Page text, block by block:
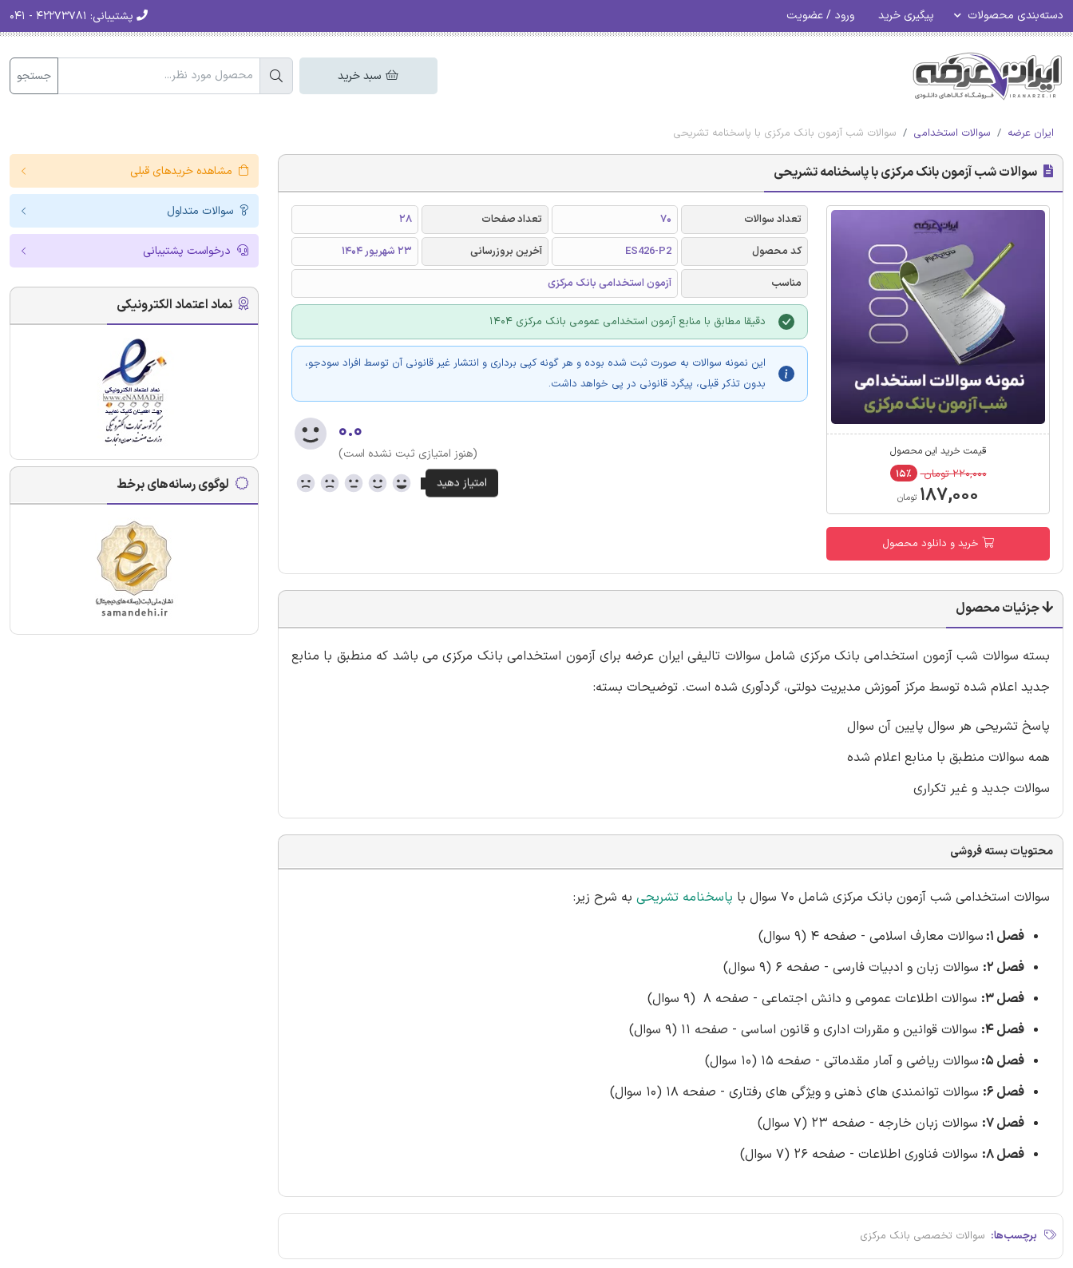
دسته‌بندی محصولات پیگیری خرید ورود / عضویت پشتیبانی:
سبد خرید جستجو
ایران عرضه سوالات استخدامی سوالات شب آزمون بانک مرکزی با پاسخنامه تشریحی
سوالات شب آزمون بانک مرکزی با پاسخنامه تشریحی
قیمت خرید این محصول
۲۲۰,۰۰۰ تومان ۱۵٪
۱۸۷,۰۰۰ تومان
خرید و دانلود محصول
تعداد سوالات 70 تعداد صفحات
28
کد محصول
ES426-P2 آخرین بروزرسانی
23 شهریور 1404
مناسب
آزمون استخدامی بانک مرکزی
دقیقا مطابق با منابع آزمون استخدامی عمومی بانک مرکزی 1404
این نمونه سوالات به صورت ثبت شده بوده و هر گونه کپی برداری و انتشار غیر قانونی آن توسط افراد سودجو،
بدون تذکر قبلی، پیگرد قانونی در پی خواهد داشت.
۰.۰
(هنوز امتیازی ثبت نشده است)
جزئیات محصول
بسته سوالات شب آزمون استخدامی بانک مرکزی شامل سوالات تالیفی ایران عرضه برای آزمون استخدامی بانک مرکزی می باشد که منطبق با منابع
جدید اعلام شده توسط مرکز آموزش مدیریت دولتی، گردآوری شده است. توضیحات بسته:
پاسخ تشریحی هر سوال پایین آن سوال
همه سوالات منطبق با منابع اعلام شده
سوالات جدید و غیر تکراری
محتویات بسته فروشی
سوالات استخدامی شب آزمون بانک مرکزی شامل 70 سوال با پاسخنامه تشریحی به شرح زیر:
فصل 1:
سوالات معارف اسلامی - صفحه 4 (9 سوال)
فصل 2:
سوالات زبان و ادبیات فارسی - صفحه 6 (9 سوال)
فصل 3:
سوالات اطلاعات عمومی و دانش اجتماعی - صفحه 8 (9 سوال)
فصل 4:
سوالات قوانین و مقررات اداری و قانون اساسی - صفحه 11 (9 سوال)
فصل 5:
سوالات ریاضی و آمار مقدماتی - صفحه 15 (10 سوال)
فصل 6:
سوالات توانمندی های ذهنی و ویژگی های رفتاری - صفحه 18 (10 سوال)
فصل 7:
سوالات زبان خارجه - صفحه 23 (7 سوال)
فصل 8:
سوالات فناوری اطلاعات - صفحه 26 (7 سوال)
برچسب‌ها: سوالات تخصصی بانک مرکزی
مشاهده خریدهای قبلی
سوالات متداول
درخواست پشتیبانی
نماد اعتماد الکترونیکی
لوگوی رسانه‌های برخط